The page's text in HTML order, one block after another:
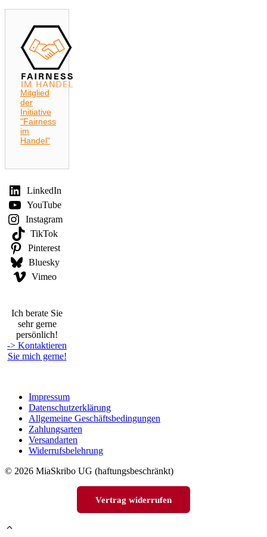
Mitglied
der
Initiative
"Fairness
im
Handel"
LinkedIn
YouTube
Instagram
TikTok
Pinterest
Bluesky
Vimeo
Ich berate Sie
sehr gerne
persönlich!
-> Kontaktieren
Sie mich gerne!
Impressum
Datenschutzerklärung
Allgemeine Geschäftsbedingungen
Zahlungsarten
Versandarten
Widerrufsbelehrung
© 2026 MiaSkribo UG (haftungsbeschränkt)
Vertrag widerrufen